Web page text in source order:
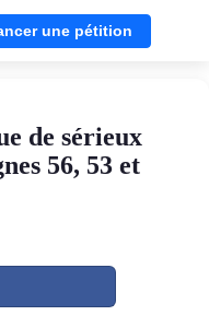
une pétition
de sérieux
56, 53 et